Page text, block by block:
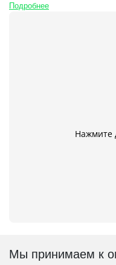
Подробнее
Нажмите
Мы принимаем к